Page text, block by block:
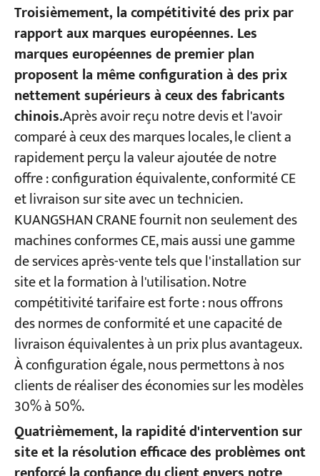
Troisièmement, la compétitivité des prix par
rapport aux marques européennes. Les
marques européennes de premier plan
proposent la même configuration à des prix
nettement supérieurs à ceux des fabricants
chinois.Après avoir reçu notre devis et l'avoir
comparé à ceux des marques locales, le client a
rapidement perçu la valeur ajoutée de notre
offre : configuration équivalente, conformité CE
et livraison sur site avec un technicien.
KUANGSHAN CRANE fournit non seulement des
machines conformes CE, mais aussi une gamme
de services après-vente tels que l'installation sur
site et la formation à l'utilisation. Notre
compétitivité tarifaire est forte : nous offrons
des normes de conformité et une capacité de
livraison équivalentes à un prix plus avantageux.
À configuration égale, nous permettons à nos
clients de réaliser des économies sur les modèles
30% à 50%.
Quatrièmement, la rapidité d'intervention sur
site et la résolution efficace des problèmes ont